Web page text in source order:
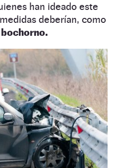
han ideado este
deberían, como